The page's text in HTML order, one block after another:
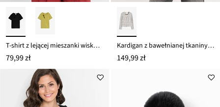
T-shirt z lejącej mieszanki wiskozy
79,99 zł
Kardigan z bawełnianej tkaniny boucle
149,99 zł